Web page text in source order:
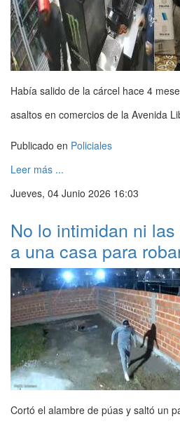
Había salido de la cárcel hace 4
asaltos en comercios de la Avenida
Publicado en Policiales
Leer más ...
Jueves, 04 Junio 2026 16:03
No lo intimidan ni
a una casa para
Cortó el alambre de púas y saltó un